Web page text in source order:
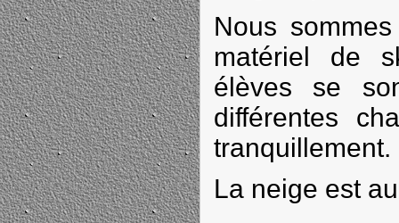
Nous
matériel de
élèves se
différentes
tranquillement.
La neige est